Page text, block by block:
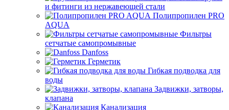
и фитинги из нержавеющей стали
Полипропилен PRO
AQUA
Фильтры
сетчатые самопромывные
Danfoss
Герметик
Гибкая подводка для
воды
Задвижки, затворы,
клапана
Канализация